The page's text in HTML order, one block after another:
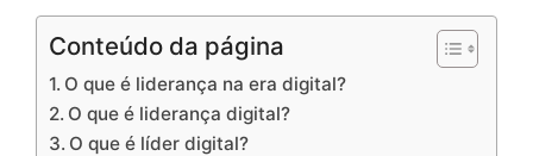
Conteúdo da página
O que é liderança na era digital?
O que é liderança digital?
O que é líder digital?